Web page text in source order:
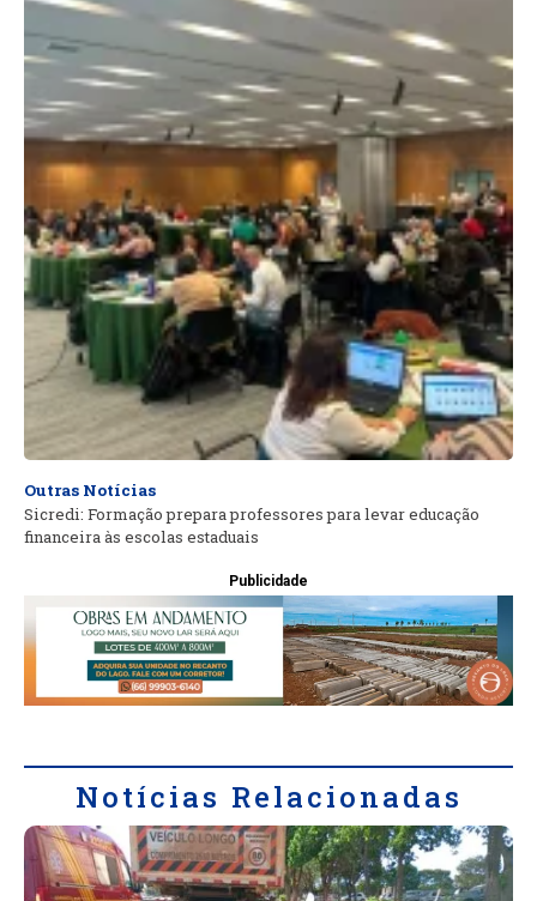
Outras Notícias
Sicredi: Formação prepara professores para levar educação
financeira às escolas estaduais
Publicidade
Notícias Relacionadas